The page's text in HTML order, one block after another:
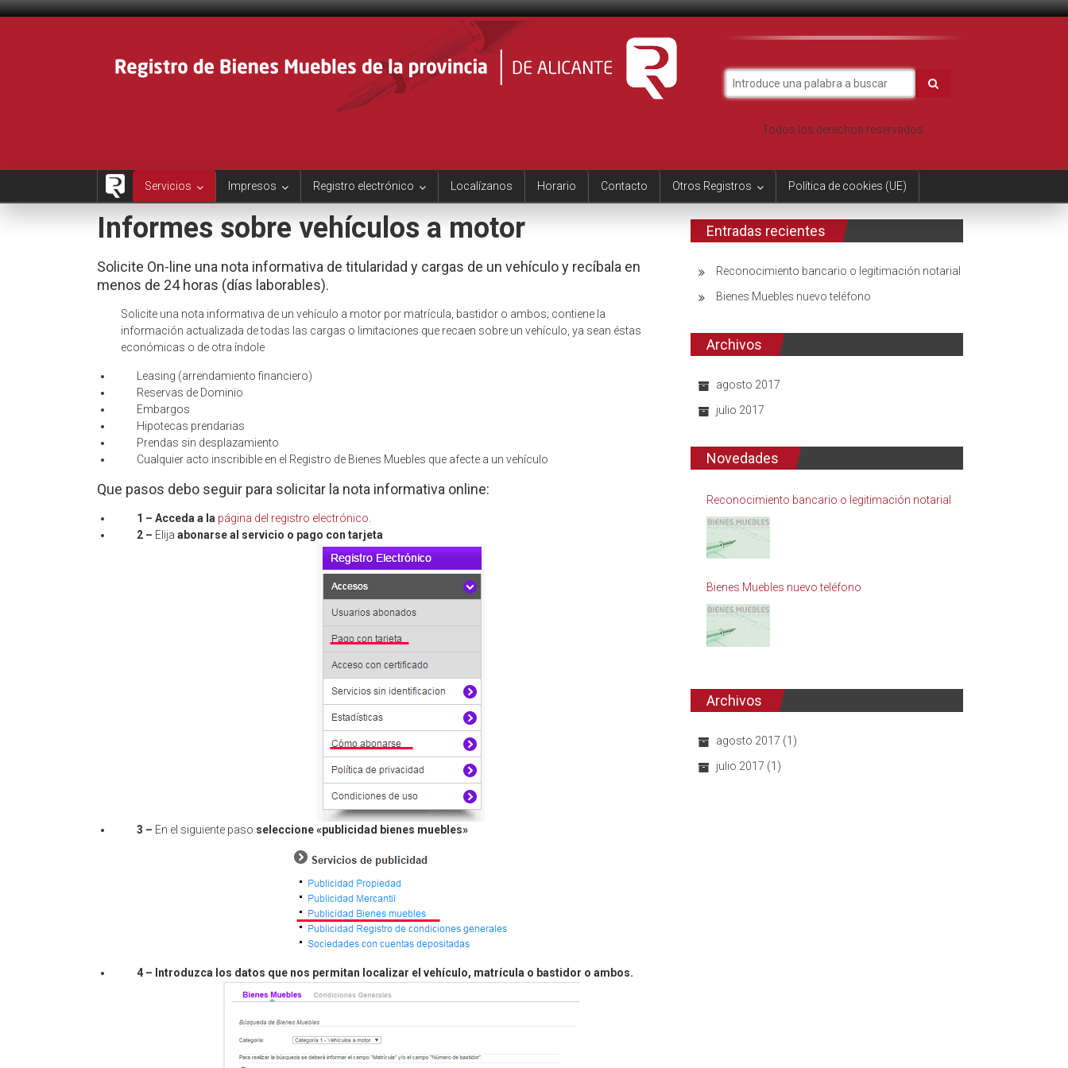
Saltar
Todos los derechos reservados.
Servicios Impresos Registro electrónico Localízanos Horario Contacto Otros Registros Política de cookies (UE)
Informes sobre vehículos a motor
Solicite On-line una nota informativa de titularidad y cargas de un vehículo y recíbala en
menos de 24 horas (días laborables).
Solicite una nota informativa de un vehículo a motor por matrícula, bastidor o ambos; contiene la
información actualizada de todas las cargas o limitaciones que recaen sobre un vehículo, ya sean éstas
económicas o de otra índole
Leasing (arrendamiento financiero)
Reservas de Dominio
Embargos
Hipotecas prendarias
Prendas sin desplazamiento
Cualquier acto inscribible en el Registro de Bienes Muebles que afecte a un vehículo
Que pasos debo seguir para solicitar la nota informativa online:
1 – Acceda a la página del registro electrónico
2 – Elija abonarse al servicio o pago con tarjeta
3 – En el siguiente paso seleccione «publicidad bienes muebles»
4 – Introduzca los datos que nos permitan localizar el vehículo, matrícula o bastidor o ambos.
Entradas recientes
Reconocimiento bancario o legitimación notarial
Bienes Muebles nuevo teléfono
Archivos
agosto 2017
julio 2017
Novedades
Reconocimiento bancario o legitimación notarial
Bienes Muebles nuevo teléfono
Archivos
agosto 2017 (1)
julio 2017 (1)